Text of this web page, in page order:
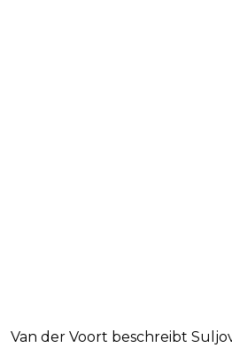
Van der Voort beschreibt